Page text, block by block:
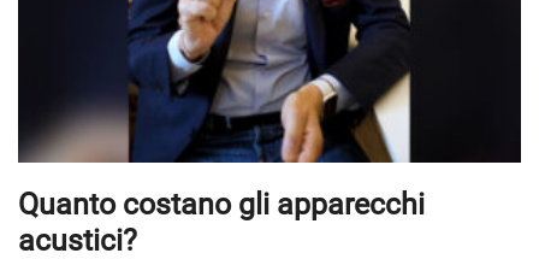
Quanto costano gli apparecchi
acustici?